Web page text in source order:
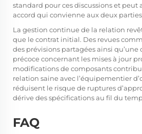
standard pour ces discussions et peut
accord qui convienne aux deux
La gestion continue de la relation
que le contrat initial. Des revues
des prévisions partagées ainsi
précoce concernant les mises à jour
modifications de composants
relation saine avec l’équipementier
réduisent le risque de ruptures
dérive des spécifications au fil du
FAQ